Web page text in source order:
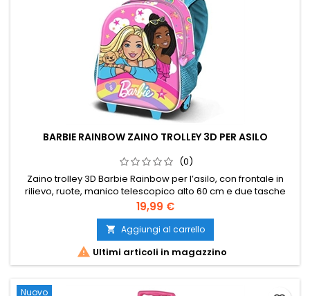
BARBIE RAINBOW ZAINO TROLLEY 3D PER ASILO
(0)
Zaino trolley 3D Barbie Rainbow per l’asilo, con frontale in
rilievo, ruote, manico telescopico alto 60 cm e due tasche
laterali in rete. Il carrello è integrato e non rimovibile.
Prezzo
19,99 €
 Aggiungi al carrello
 Ultimi articoli in magazzino
Nuovo